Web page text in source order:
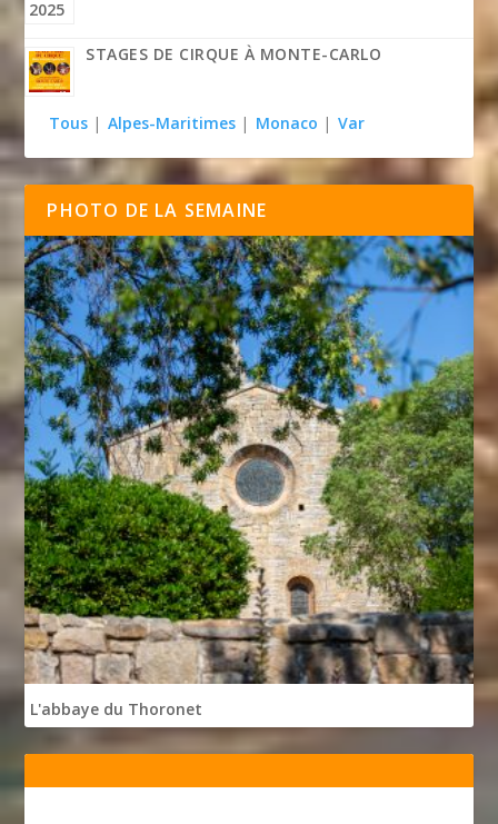
STAGES DE CIRQUE À MONTE-CARLO
Tous | Alpes-Maritimes | Monaco | Var
PHOTO DE LA SEMAINE
L'abbaye du Thoronet